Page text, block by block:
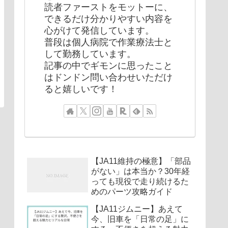
読者ファーストをモットーに、
できるだけ分かりやすい内容を
心がけて発信しています。
普段は個人病院で作業療法士と
して勤務しています。
記事の中でギモンに思ったこと
はドンドン問い合わせいただけ
ると嬉しいです！
【JA11維持の極意】「部品
がない」は本当か？30年経
っても現役で走り続けるた
めのパーツ攻略ガイド
【JA11ジムニー】あえて
今、旧車を「日常の足」に